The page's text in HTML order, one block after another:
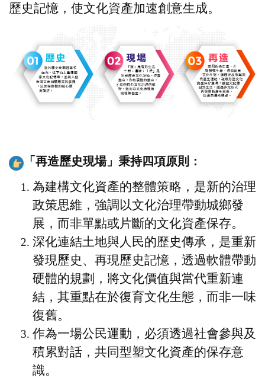
歷史記憶，使文化資產加速創意生成。
「再造歷史現場」秉持四項原則：
為建構文化資產的整體策略，是新的治理
政策思維，強調以文化治理帶動城鄉發
展，而非單點或片斷的文化資產保存。
深化連結土地與人民的歷史傳承，是重新
發現歷史、再現歷史記憶，透過軟體帶動
硬體的規劃，將文化價值與當代重新連
結，其重點在於復育文化生態，而非一味
復舊。
作為一場公民運動，必須透過社會參與及
積累對話，共同型塑文化資產的保存意
識。